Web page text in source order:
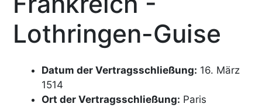
Lothringen-Guise
Datum der Vertragsschließung: 16. März
1514
Ort der Vertragsschließung: Paris